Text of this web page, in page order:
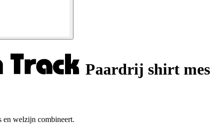
Paardrij shirt
en welzijn combineert.